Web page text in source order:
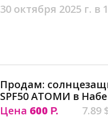
30 октября 2025 г. в
Продам:
SPF50 АТОМИ в
Цена 600 Р.
7.89